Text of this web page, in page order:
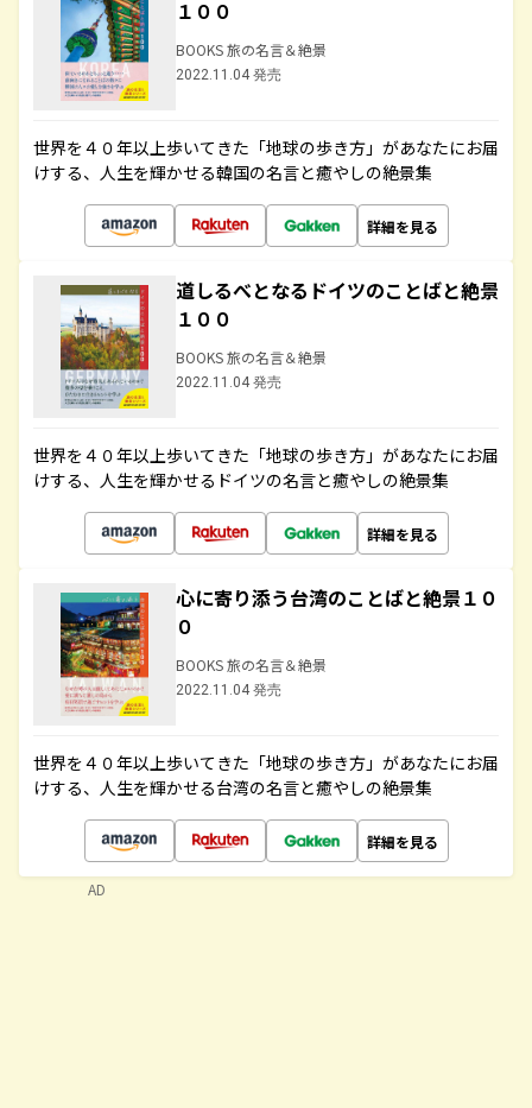
１００
BOOKS 旅の名言＆絶景
2022.11.04 発売
世界を４０年以上歩いてきた「地球の歩き方」があなたにお届
けする、人生を輝かせる韓国の名言と癒やしの絶景集
詳細を見る
道しるべとなるドイツのことばと絶景
１００
BOOKS 旅の名言＆絶景
2022.11.04 発売
世界を４０年以上歩いてきた「地球の歩き方」があなたにお届
けする、人生を輝かせるドイツの名言と癒やしの絶景集
詳細を見る
心に寄り添う台湾のことばと絶景１０
０
BOOKS 旅の名言＆絶景
2022.11.04 発売
世界を４０年以上歩いてきた「地球の歩き方」があなたにお届
けする、人生を輝かせる台湾の名言と癒やしの絶景集
詳細を見る
AD